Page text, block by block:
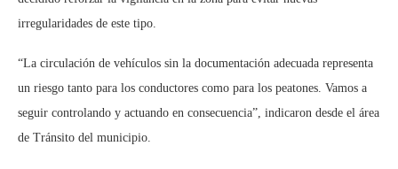
irregularidades de este tipo.
“La circulación de vehículos sin la documentación adecuada representa
un riesgo tanto para los conductores como para los peatones. Vamos a
seguir controlando y actuando en consecuencia”, indicaron desde el área
de Tránsito del municipio.